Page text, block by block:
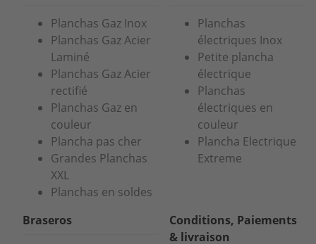
Planchas Gaz Inox
Planchas Gaz Acier
Laminé
Planchas Gaz Acier
rectifié
Planchas Gaz en
couleur
Plancha pas cher
Grandes Planchas
XXL
Planchas en soldes
Planchas
électriques Inox
Petite plancha
électrique
Planchas
électriques en
couleur
Plancha Electrique
Extreme
Braseros
Conditions, Paiements
& livraison